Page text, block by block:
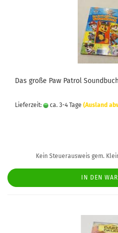
Das große Paw Patrol
Lieferzeit: ca. 3-4 Tage (Ausland
Kein Steuerausweis gem.
IN DEN